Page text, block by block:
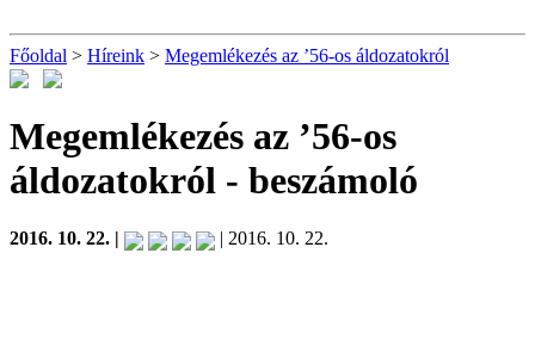
Főoldal > Híreink > Megemlékezés az ’56-os áldozatokról
Megemlékezés az ’56-os
áldozatokról - beszámoló
2016. 10. 22. | | 2016. 10. 22.